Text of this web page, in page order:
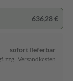
636,28 €
sofort lieferbar
zzgl. Versandkosten